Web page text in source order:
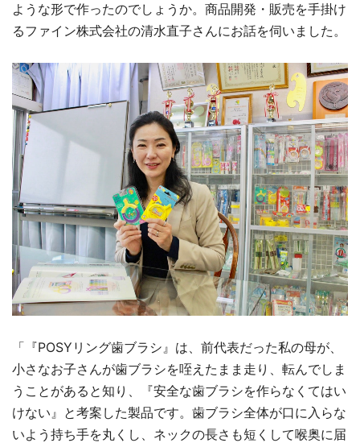
ような形で作ったのでしょうか。商品開発・販売を手掛け
るファイン株式会社の清水直子さんにお話を伺いました。
「『POSYリング歯ブラシ』は、前代表だった私の母が、
小さなお子さんが歯ブラシを咥えたまま走り、転んでしま
うことがあると知り、『安全な歯ブラシを作らなくてはい
けない』と考案した製品です。歯ブラシ全体が口に入らな
いよう持ち手を丸くし、ネックの長さも短くして喉奥に届